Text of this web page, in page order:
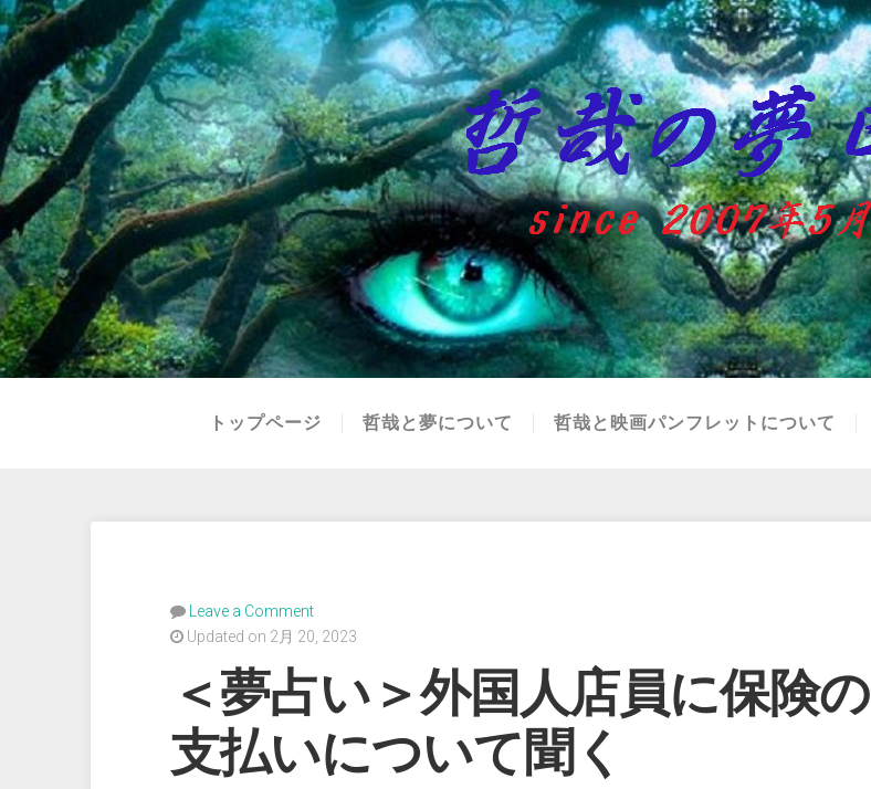
トップページ 哲哉と夢について 哲哉と映画パンフレットについて
Leave a Comment
Updated on 2月 20, 2023
＜夢占い＞外国人店員に保険の
支払いについて聞く